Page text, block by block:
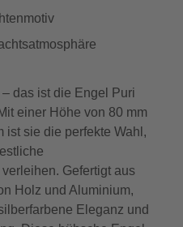
das ist die Engel Puri
einer Höhe von 80 mm
ist sie die perfekte Wahl,
Gefertigt aus
Holz und Aluminium,
Eleganz und